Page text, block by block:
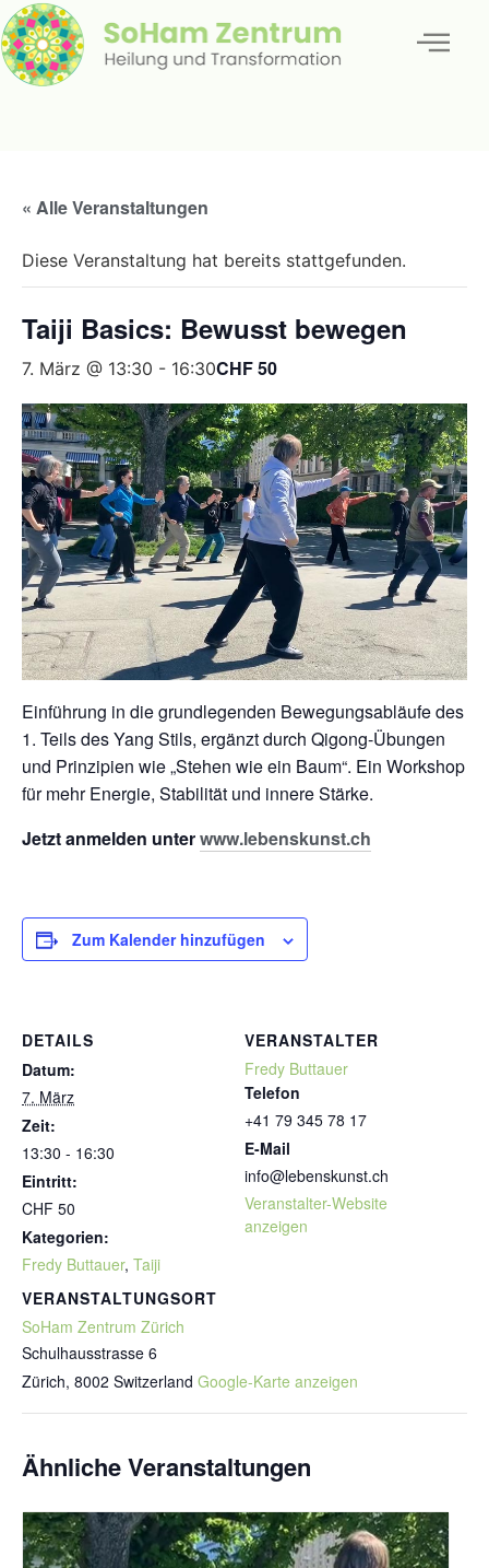
« Alle Veranstaltungen
Diese Veranstaltung hat bereits stattgefunden.
Taiji Basics: Bewusst bewegen
7. März @ 13:30 - 16:30CHF 50
Einführung in die grundlegenden Bewegungsabläufe des
1. Teils des Yang Stils, ergänzt durch Qigong-Übungen
und Prinzipien wie „Stehen wie ein Baum“. Ein Workshop
für mehr Energie, Stabilität und innere Stärke.
Jetzt anmelden unterwww.lebenskunst.ch
Zum Kalender hinzufügen
DETAILS
Datum:
7. März
Zeit:
13:30 - 16:30
Eintritt:
CHF 50
Kategorien:
Fredy Buttauer, Taiji
VERANSTALTUNGSORT
SoHam Zentrum Zürich
Schulhausstrasse 6
Zürich, 8002 Switzerland Google-Karte anzeigen
VERANSTALTER
Fredy Buttauer
Telefon
+41 79 345 78 17
E-Mail
info@lebenskunst.ch
Veranstalter-Website
anzeigen
Ähnliche Veranstaltungen